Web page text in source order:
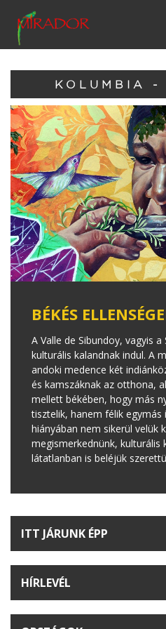
KOLUMBIA -
BÉKÉS
A Valle de Sibundoy, vagyis
kulturális kalandnak indul. A
andoki medence két
és kamszáknak az otthona,
mellett békében, hogy más
tisztelik, hanem félik egymás
hiányában nem sikerül velük
megismerkednünk, kulturális
látatlanban is beléjük
ITT JÁRUNK ÉPP
HÍRLEVÉL